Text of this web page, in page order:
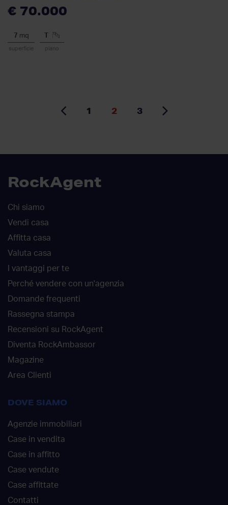
€ 70.000
7 mq
superficie piano
1 2 3
RockAgent
Chi siamo
Vendi casa
Affitta casa
Valuta casa
I vantaggi per te
Perché vendere con un'agenzia
Domande frequenti
Rassegna stampa
Recensioni su RockAgent
Diventa RockAmbassor
Magazine
Area Clienti
DOVE SIAMO
Agenzie immobiliari
Case in vendita
Case in affitto
Case vendute
Case affittate
Contatti